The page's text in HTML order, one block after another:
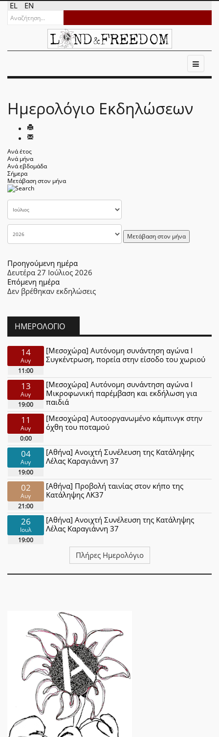
EL EN
Ημερολόγιο Εκδηλώσεων
Ανά έτος
Ανά μήνα
Ανά εβδομάδα
Σήμερα
Μετάβαση στον μήνα
Μετάβαση στον μήνα
Προηγούμενη ημέρα
Δευτέρα 27 Ιούλιος 2026
Επόμενη ημέρα
Δεν βρέθηκαν εκδηλώσεις
ΗΜΕΡΟΛΌΓΙΟ
14
Αυγ
11:00
[Μεσοχώρα] Αυτόνομη συνάντηση αγώνα Ι
Συγκέντρωση, πορεία στην είσοδο του χωριού
13
Αυγ
19:00
[Μεσοχώρα] Αυτόνομη συνάντηση αγώνα Ι
Μικροφωνική παρέμβαση και εκδήλωση για
παιδιά
11
Αυγ
0:00
[Μεσοχώρα] Αυτοοργανωμένο κάμπινγκ στην
όχθη του ποταμού
04
Αυγ
19:00
[Αθήνα] Ανοιχτή Συνέλευση της Κατάληψης
Λέλας Καραγιάννη 37
02
Αυγ
21:00
[Αθήνα] Προβολή ταινίας στον κήπο της
Κατάληψης ΛΚ37
26
Ιουλ
19:00
[Αθήνα] Ανοιχτή Συνέλευση της Κατάληψης
Λέλας Καραγιάννη 37
Πλήρες Ημερολόγιο